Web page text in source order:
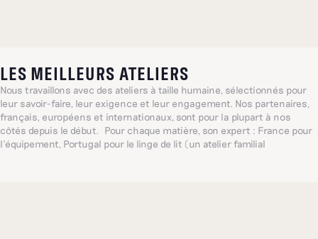
LES MEILLEURS ATELIERS
Nous travaillons avec des ateliers à taille humaine, sélectionnés pour
leur savoir-faire, leur exigence et leur engagement. Nos partenaires,
français, européens et internationaux, sont pour la plupart à nos
côtés depuis le début. Pour chaque matière, son expert : France pour
l’équipement, Portugal pour le linge de lit (un atelier familial